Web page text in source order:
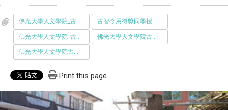
佛光大學人文學院_古智今用_競賽申請表-20211025.docx 古智今用得獎同學授權書.docx
佛光大學人文學院_古智今用_競賽計劃書.docx 佛光大學人文學院古智今用競賽細則_110-6院務通過_.pdf
佛光大學人文學院古智今用競賽細則_110-6院務通過_.docx
Print this page